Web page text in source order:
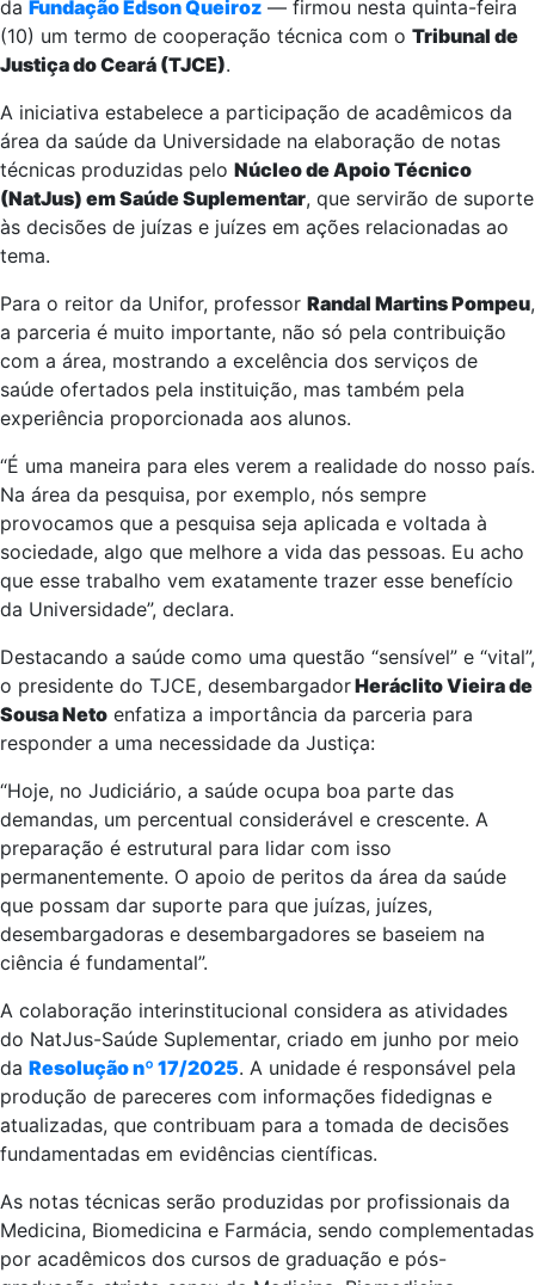
da Fundação Edson Queiroz — firmou nesta quinta-feira
(10) um termo de cooperação técnica com o Tribunal de
Justiça do Ceará (TJCE).
A iniciativa estabelece a participação de acadêmicos da
área da saúde da Universidade na elaboração de notas
técnicas produzidas pelo Núcleo de Apoio Técnico
(NatJus) em Saúde Suplementar, que servirão de suporte
às decisões de juízas e juízes em ações relacionadas ao
tema.
Para o reitor da Unifor, professor Randal Martins Pompeu,
a parceria é muito importante, não só pela contribuição
com a área, mostrando a excelência dos serviços de
saúde ofertados pela instituição, mas também pela
experiência proporcionada aos alunos.
“É uma maneira para eles verem a realidade do nosso país.
Na área da pesquisa, por exemplo, nós sempre
provocamos que a pesquisa seja aplicada e voltada à
sociedade, algo que melhore a vida das pessoas. Eu acho
que esse trabalho vem exatamente trazer esse benefício
da Universidade”, declara.
Destacando a saúde como uma questão “sensível” e “vital”,
o presidente do TJCE, desembargadorHeráclito Vieira de
Sousa Neto enfatiza a importância da parceria para
responder a uma necessidade da Justiça:
“Hoje, no Judiciário, a saúde ocupa boa parte das
demandas, um percentual considerável e crescente. A
preparação é estrutural para lidar com isso
permanentemente. O apoio de peritos da área da saúde
que possam dar suporte para que juízas, juízes,
desembargadoras e desembargadores se baseiem na
ciência é fundamental”.
A colaboração interinstitucional considera as atividades
do NatJus-Saúde Suplementar, criado em junho por meio
da Resolução nº 17/2025. A unidade é responsável pela
produção de pareceres com informações fidedignas e
atualizadas, que contribuam para a tomada de decisões
fundamentadas em evidências científicas.
As notas técnicas serão produzidas por profissionais da
Medicina, Biomedicina e Farmácia, sendo complementadas
por acadêmicos dos cursos de graduação e pós-